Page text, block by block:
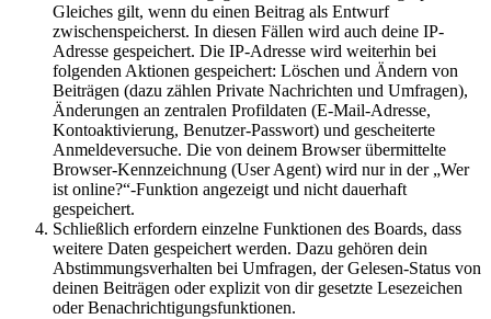
Gleiches gilt, wenn du einen Beitrag als Entwurf
zwischenspeicherst. In diesen Fällen wird auch deine IP-
Adresse gespeichert. Die IP-Adresse wird weiterhin bei
folgenden Aktionen gespeichert: Löschen und Ändern von
Beiträgen (dazu zählen Private Nachrichten und Umfragen),
Änderungen an zentralen Profildaten (E-Mail-Adresse,
Kontoaktivierung, Benutzer-Passwort) und gescheiterte
Anmeldeversuche. Die von deinem Browser übermittelte
Browser-Kennzeichnung (User Agent) wird nur in der „Wer
ist online?“-Funktion angezeigt und nicht dauerhaft
gespeichert.
Schließlich erfordern einzelne Funktionen des Boards, dass
weitere Daten gespeichert werden. Dazu gehören dein
Abstimmungsverhalten bei Umfragen, der Gelesen-Status von
deinen Beiträgen oder explizit von dir gesetzte Lesezeichen
oder Benachrichtigungsfunktionen.